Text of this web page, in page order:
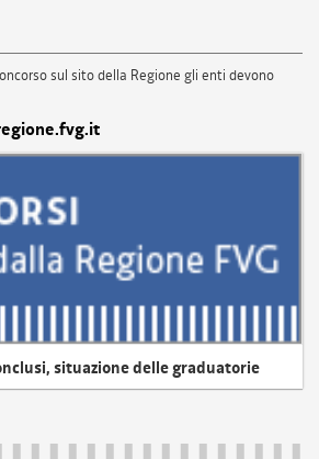
sul sito della Regione gli enti devono
situazione delle graduatorie